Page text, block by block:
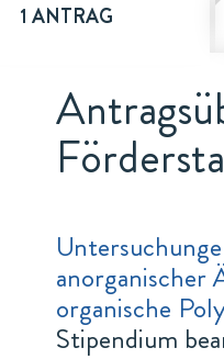
1 ANTRAG
anorganischer
organische
Stipendium